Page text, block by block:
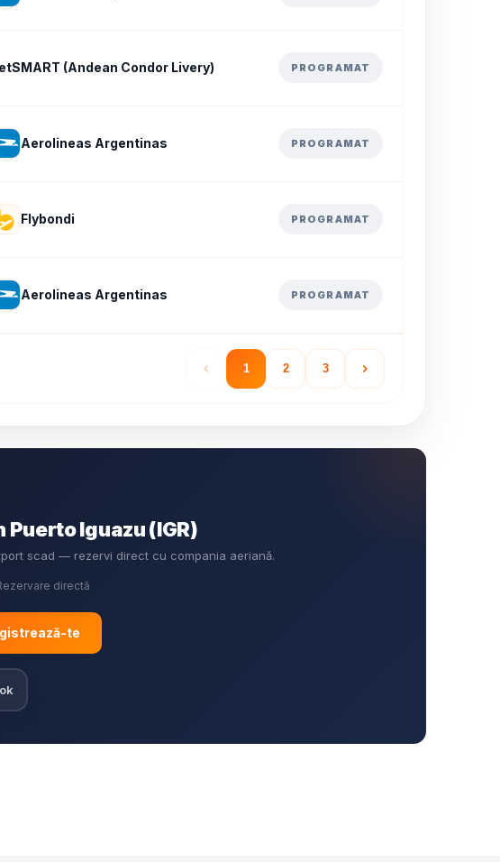
(Andean Condor Livery) PROGRAMAT
Aerolineas Argentinas PROGRAMAT
Flybondi PROGRAMAT
Aerolineas Argentinas PROGRAMAT
1 2 3
Iguazu (IGR)
scad — rezervi direct cu compania aeriană.
directă
te